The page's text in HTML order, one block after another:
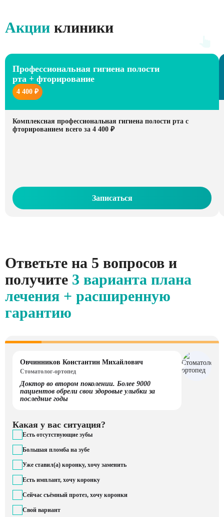
Акции клиники
Профессиональная гигиена полости
рта + фторирование
4 400 ₽
Комплексная профессиональная гигиена полости рта с
фторированием всего за 4 400 ₽
Записаться
Ответьте на 5 вопросов и
получите 3 варианта плана
лечения + расширенную
гарантию
Овчинников Константин Михайлович
Стоматолог-ортопед
Доктор во втором поколении. Более 9000
пациентов обрели свои здоровые улыбки за
последние годы
Какая у вас ситуация?
Есть отсутствующие зубы
Большая пломба на зубе
Уже ставил(а) коронку, хочу заменить
Есть имплант, хочу коронку
Сейчас съёмный протез, хочу коронки
Свой вариант